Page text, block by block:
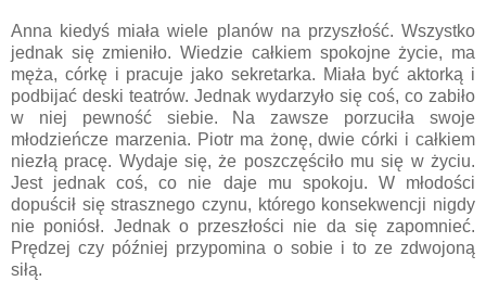
Anna kiedyś miała wiele planów na przyszłość. Wszystko
jednak się zmieniło. Wiedzie całkiem spokojne życie, ma
męża, córkę i pracuje jako sekretarka. Miała być aktorką i
podbijać deski teatrów. Jednak wydarzyło się coś, co zabiło
w niej pewność siebie. Na zawsze porzuciła swoje
młodzieńcze marzenia. Piotr ma żonę, dwie córki i całkiem
niezłą pracę. Wydaje się, że poszczęściło mu się w życiu.
Jest jednak coś, co nie daje mu spokoju. W młodości
dopuścił się strasznego czynu, którego konsekwencji nigdy
nie poniósł. Jednak o przeszłości nie da się zapomnieć.
Prędzej czy później przypomina o sobie i to ze zdwojoną
siłą.